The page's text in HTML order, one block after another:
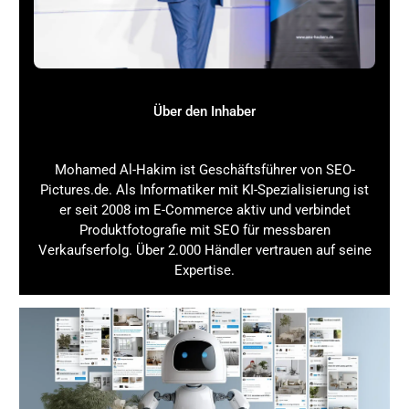
Regale kommt, steht eine Reihe von Prüfungen und
Bewertungen an. Duftstoffe, die in Deinem Parfüm
eingesetzt werden, können allergene Stoffe enthalten, die
Duftstoffe auslösen können. Um das zu verhindern,
Die Reise beginnt mit der Stoffregistrierung nach
REACH. Du bist verpflichtet, alle verwendeten
chemischen Stoffe zu registrieren und umfassende
Stoffdaten bereitzustellen. Diese Daten umfassen
toxikologische Bewertungen, um Risiken für Mensch und
sicher gilt oder ob Beschränkungen notwendig sind.
Anschließend erfolgt die Einstufung und Kennzeichnung
gemäß CLP. Hier wird geprüft, ob der Stoff als gefährlich
eingestuft werden muss, insbesondere im Hinblick auf
Über den Inhaber
Mohamed Al-Hakim ist Geschäftsführer von SEO-
Pictures.de. Als Informatiker mit KI-Spezialisierung ist
er seit 2008 im E-Commerce aktiv und verbindet
Produktfotografie mit SEO für messbaren
Verkaufserfolg. Über 2.000 Händler vertrauen auf seine
Expertise.